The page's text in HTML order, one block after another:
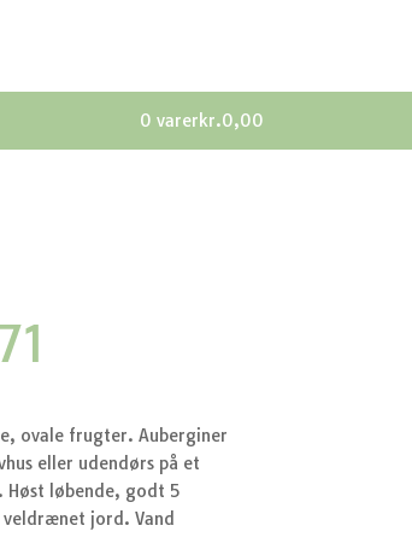
0 varerkr.0,00
er:
kr.33,71.
ovale frugter. Auberginer
eller udendørs på et
løbende, godt 5
jord. Vand